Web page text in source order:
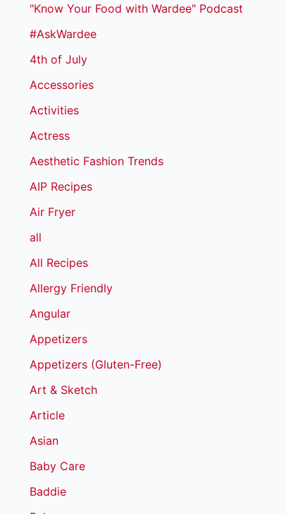
"Know Your Food with Wardee" Podcast
#AskWardee
4th of July
Accessories
Activities
Actress
Aesthetic Fashion Trends
AIP Recipes
Air Fryer
all
All Recipes
Allergy Friendly
Angular
Appetizers
Appetizers (Gluten-Free)
Art & Sketch
Article
Asian
Baby Care
Baddie